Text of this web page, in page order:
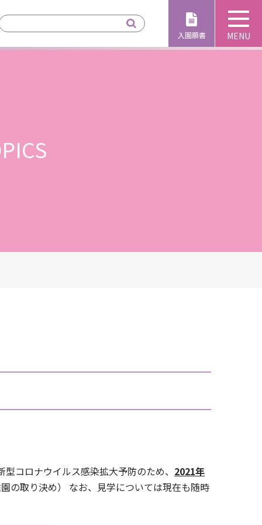
入園願書
コロナウイルス感染拡大予防のため、 2021年
園の取り決め） なお、見学については現在も随時